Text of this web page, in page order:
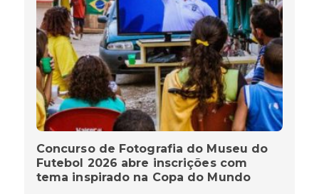
Concurso de Fotografia do Museu do
Futebol 2026 abre inscrições com
tema inspirado na Copa do Mundo